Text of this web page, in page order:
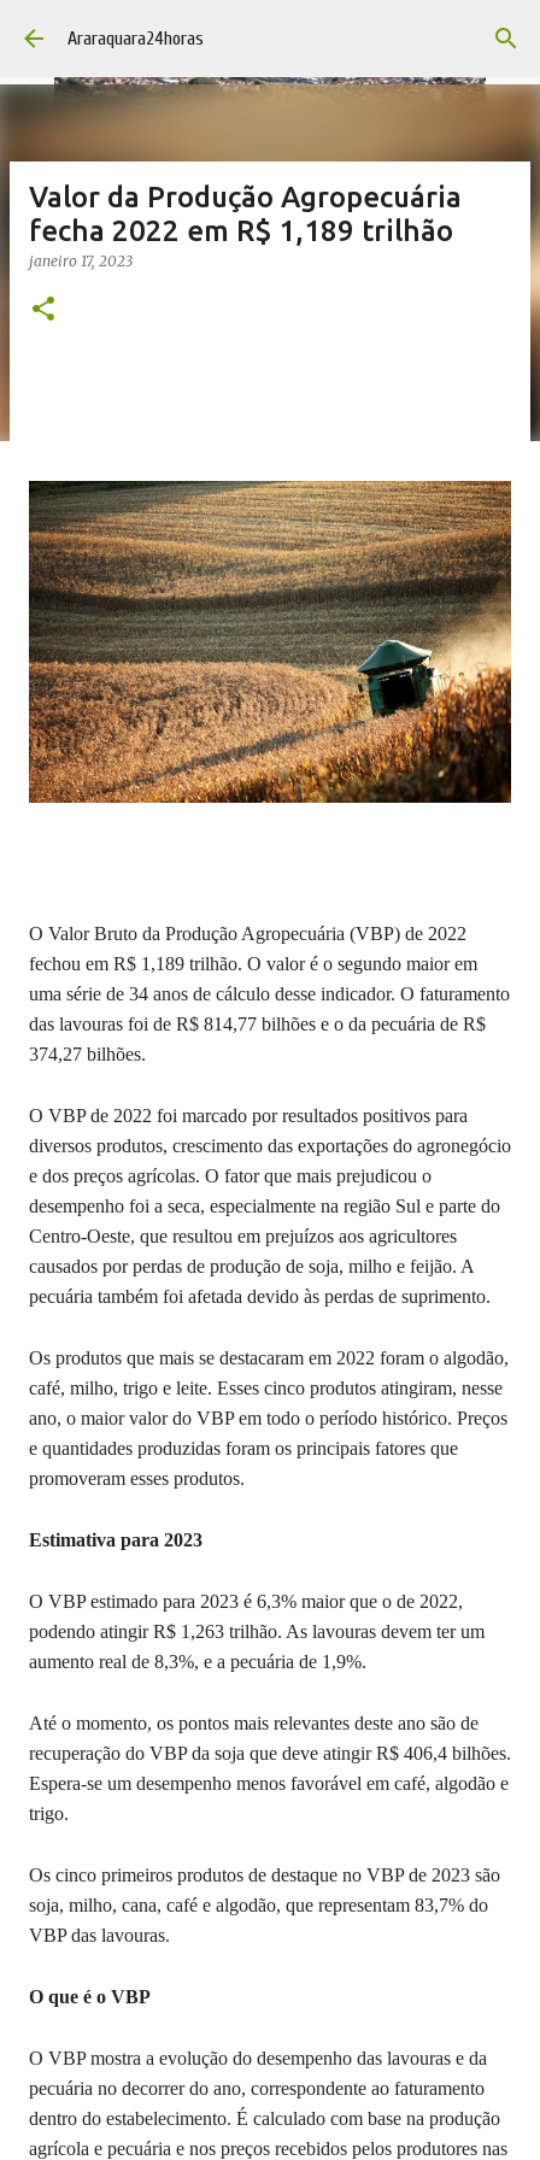
Pular para o conteúdo principal
Araraquara24horas
Valor da Produção Agropecuária
fecha 2022 em R$ 1,189 trilhão
janeiro 17, 2023
O Valor Bruto da Produção Agropecuária (VBP) de 2022
fechou em R$ 1,189 trilhão. O valor é o segundo maior em
uma série de 34 anos de cálculo desse indicador. O faturamento
das lavouras foi de R$ 814,77 bilhões e o da pecuária de R$
374,27 bilhões.
O VBP de 2022 foi marcado por resultados positivos para
diversos produtos, crescimento das exportações do agronegócio
e dos preços agrícolas. O fator que mais prejudicou o
desempenho foi a seca, especialmente na região Sul e parte do
Centro-Oeste, que resultou em prejuízos aos agricultores
causados por perdas de produção de soja, milho e feijão. A
pecuária também foi afetada devido às perdas de suprimento.
Os produtos que mais se destacaram em 2022 foram o algodão,
café, milho, trigo e leite. Esses cinco produtos atingiram, nesse
ano, o maior valor do VBP em todo o período histórico. Preços
e quantidades produzidas foram os principais fatores que
promoveram esses produtos.
Estimativa para 2023
O VBP estimado para 2023 é 6,3% maior que o de 2022,
podendo atingir R$ 1,263 trilhão. As lavouras devem ter um
aumento real de 8,3%, e a pecuária de 1,9%.
Até o momento, os pontos mais relevantes deste ano são de
recuperação do VBP da soja que deve atingir R$ 406,4 bilhões.
Espera-se um desempenho menos favorável em café, algodão e
trigo.
Os cinco primeiros produtos de destaque no VBP de 2023 são
soja, milho, cana, café e algodão, que representam 83,7% do
VBP das lavouras.
O que é o VBP
O VBP mostra a evolução do desempenho das lavouras e da
pecuária no decorrer do ano, correspondente ao faturamento
dentro do estabelecimento. É calculado com base na produção
agrícola e pecuária e nos preços recebidos pelos produtores nas